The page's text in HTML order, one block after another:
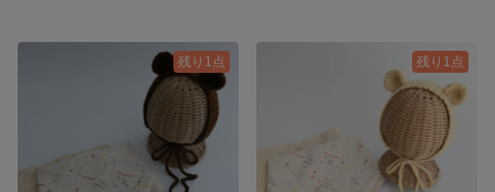
残り1点 残り1点